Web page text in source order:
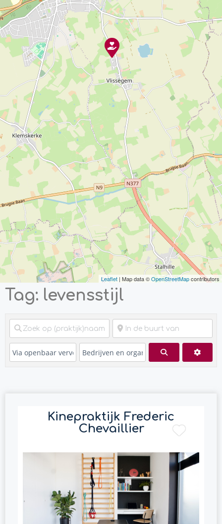
Leaflet | Map data ©OpenStreetMapcontributors
Tag: levensstijl
Kinepraktijk Frederic
Chevaillier